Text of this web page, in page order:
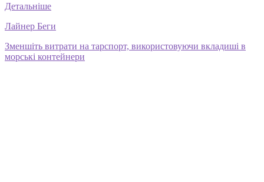
Детальніше
Лайнер Беги
Зменшіть витрати на тарспорт, використовуючи вкладиші в
морські контейнери